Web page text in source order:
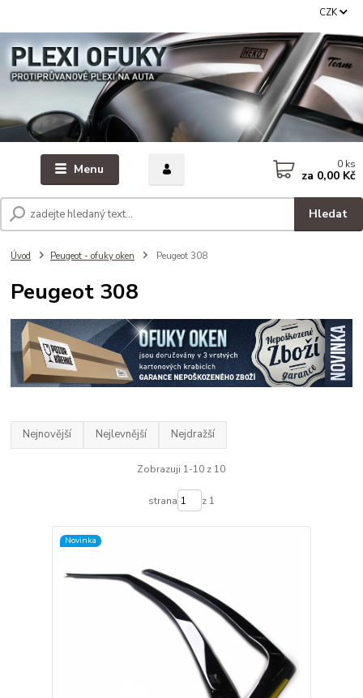
Menu
CZK
Hledat
0 ks
za 0,00 Kč
Úvod Peugeot - ofuky oken Peugeot 308
Peugeot 308
Nejnovější Nejlevnější Nejdražší
Zobrazuji 1-10 z 10
strana z 1
Novinka